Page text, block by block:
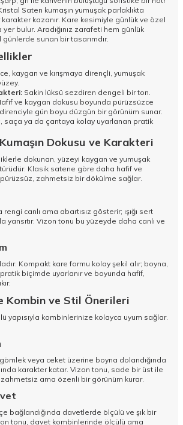
Saten kumaşın yumuşak parlaklıkta
karakter kazanır. Kare kesimiyle günlük ve özel
bulur. Aradığınız zarafeti hem günlük
sunan bir tasarımdır.
kaygan ve kırışmaya dirençli, yumuşak
Sakin lüksü sezdiren dengeli bir ton.
ve kaygan dokusu boyunda pürüzsüzce
direnciyle gün boyu düzgün bir görünüm sunar.
saça ya da çantaya kolay uyarlanan pratik
Dokusu ve Karakteri
dokunan, yüzeyi kaygan ve yumuşak
Klasik satene göre daha hafif ve
pürüzsüz, zahmetsiz bir dökülme sağlar.
rengi canlı ama abartısız gösterir; ışığı sert
yansıtır. Vizon tonu bu yüzeyde daha canlı ve
Kompakt kare formu kolay şekil alır; boyna,
biçimde uyarlanır ve boyunda hafif,
Kombin ve Stil Önerileri
yapısıyla kombinlerinize kolayca uyum sağlar.
veya ceket üzerine boyna dolandığında
karakter katar. Vizon tonu, sade bir üst ile
ama özenli bir görünüm kurar.
bağlandığında davetlerde ölçülü ve şık bir
tonu, davet kombinlerinde ölçülü ama